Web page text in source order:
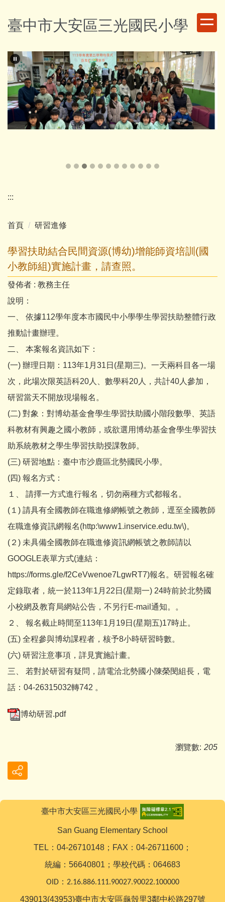
到
主
內
容
區
臺中市大安區三光國民小學
:::
首頁 研習進修
學習扶助結合民間資源(博幼)增能師資培訓(國
小教師組)實施計畫，請查照。
發佈者 : 教務主任
說明：
一、 依據112學年度本市國民中小學學生學習扶助整體行政
推動計畫辦理。
二、 本案報名資訊如下：
(一) 辦理日期：113年1月31日(星期三)。一天兩科目各一場
次，此場次限英語科20人、數學科20人，共計40人參加，
研習當天不開放現場報名。
(二) 對象：對博幼基金會學生學習扶助國小階段數學、英語
科教材有興趣之國小教師，或欲選用博幼基金會學生學習扶
助系統教材之學生學習扶助授課敎師。
(三) 研習地點：臺中市沙鹿區北勢國民小學。
(四) 報名方式：
１、 請擇一方式進行報名，切勿兩種方式都報名。
(１) 請具有全國教師在職進修網帳號之教師，逕至全國教師
在職進修資訊網報名(http:\www1.inservice.edu.tw\)。
(２) 未具備全國教師在職進修資訊網帳號之教師請以
GOOGLE表單方式(連結：
https://forms.gle/f2CeVwenoe7LgwRT7)報名。研習報名確
定錄取者，統一於113年1月22日(星期一) 24時前於北勢國
小校網及教育局網站公告，不另行E-mail通知。。
２、 報名截止時間至113年1月19日(星期五)17時止。
(五) 全程參與博幼課程者，核予8小時研習時數。
(六) 研習注意事項，詳見實施計畫。
三、 若對於研習有疑問，請電洽北勢國小陳榮閔組長，電
話：04-26315032轉742 。
博幼研習.pdf
瀏覽數: 205
臺中市大安區三光國民小學
San Guang Elementary School
TEL：04-26710148；FAX：04-26711600；
統編：56640801；學校代碼：064683
OID：2.16.886.111.90027.90022.100000
439013(43953)臺中市大安區龜殼里3鄰中松路297號